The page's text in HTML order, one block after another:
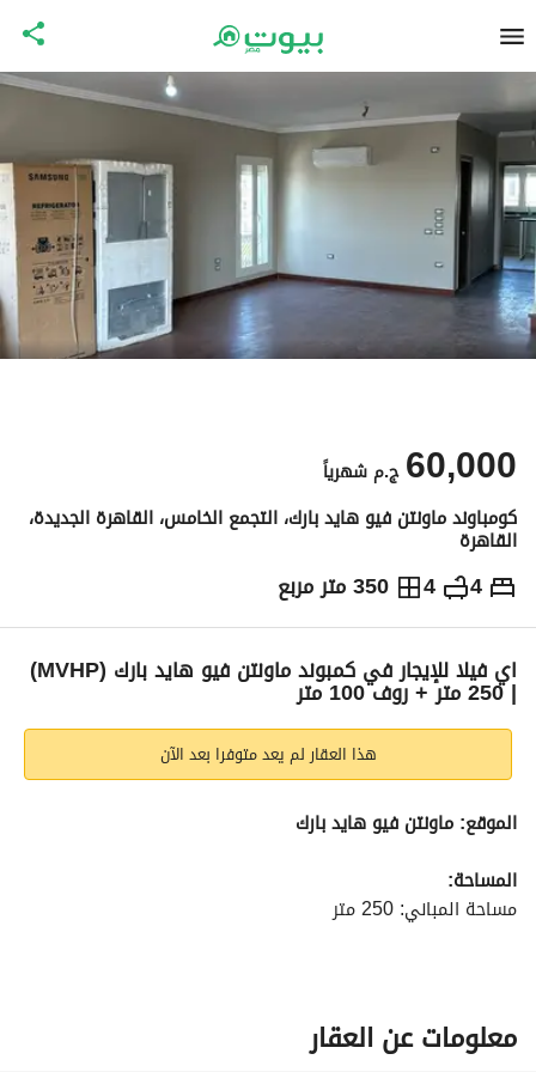
ج.م 60,000 شهرياً
كومباوند ماونتن فيو هايد بارك، التجمع الخامس، القاهرة الجديدة،
القاهرة
4
4 350 متر مربع ج.م60,000شهرياً
الاماكن القريبة اي فيلا للإيجار في كمبوند ماونتن فيو هايد بارك (MVHP)
| 250 متر + روف 100 متر
هذا العقار لم يعد متوفرا بعد الآن
الموقع: ماونتن فيو هايد بارك
المساحة:
مساحة المباني: 250 متر
ريسبشن واسع
مطبخ
معلومات عن العقار